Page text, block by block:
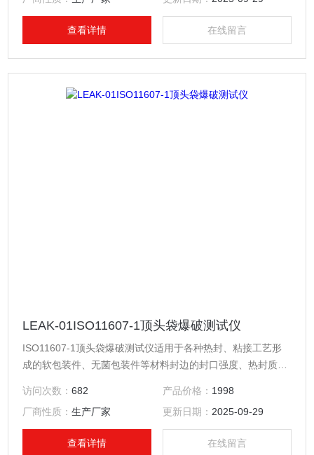
度、扎接强度等指标的量化测定以及其它密封件的气密性测
查看详情 在线留言
LEAK-01ISO11607-1顶头袋爆破测试仪
ISO11607-1顶头袋爆破测试仪适用于各种热封、粘接工艺形
成的软包装件、无菌包装件等材料封边的封口强度、热封质
防盗瓶盖密封性能的量化测定，各种软管整体密封性能、耐压
强度、帽体连接强度、脱扣强度、热封边封口强度、扎接强度
等指标的量化测定以及其它密封件的气密性测试。
访问次数：682 产品价格： 1998
厂商性质：生产厂家 更新日期： 2025-09-29
查看详情 在线留言